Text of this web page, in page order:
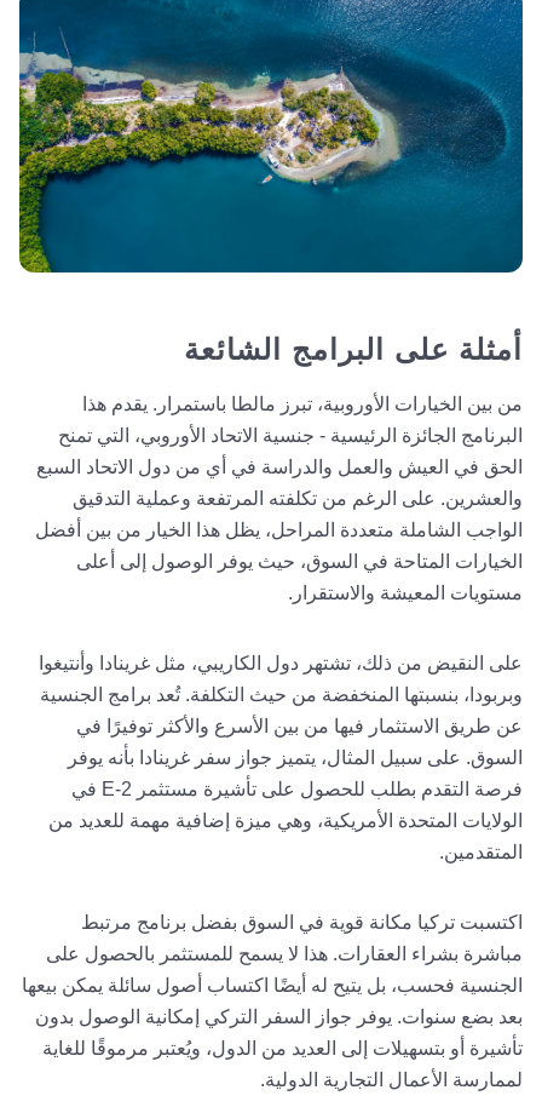
أمثلة على البرامج الشائعة
من بين الخيارات الأوروبية، تبرز مالطا باستمرار. يقدم هذا
البرنامج الجائزة الرئيسية - جنسية الاتحاد الأوروبي، التي تمنح
الحق في العيش والعمل والدراسة في أي من دول الاتحاد السبع
والعشرين. على الرغم من تكلفته المرتفعة وعملية التدقيق
الواجب الشاملة متعددة المراحل، يظل هذا الخيار من بين أفضل
الخيارات المتاحة في السوق، حيث يوفر الوصول إلى أعلى
مستويات المعيشة والاستقرار.
على النقيض من ذلك، تشتهر دول الكاريبي، مثل غرينادا وأنتيغوا
وبربودا، بنسبتها المنخفضة من حيث التكلفة. تُعد برامج الجنسية
عن طريق الاستثمار فيها من بين الأسرع والأكثر توفيرًا في
السوق. على سبيل المثال، يتميز جواز سفر غرينادا بأنه يوفر
فرصة التقدم بطلب للحصول على تأشيرة مستثمر E-2 في
الولايات المتحدة الأمريكية، وهي ميزة إضافية مهمة للعديد من
المتقدمين.
اكتسبت تركيا مكانة قوية في السوق بفضل برنامج مرتبط
مباشرة بشراء العقارات. هذا لا يسمح للمستثمر بالحصول على
الجنسية فحسب، بل يتيح له أيضًا اكتساب أصول سائلة يمكن بيعها
بعد بضع سنوات. يوفر جواز السفر التركي إمكانية الوصول بدون
تأشيرة أو بتسهيلات إلى العديد من الدول، ويُعتبر مرموقًا للغاية
لممارسة الأعمال التجارية الدولية.